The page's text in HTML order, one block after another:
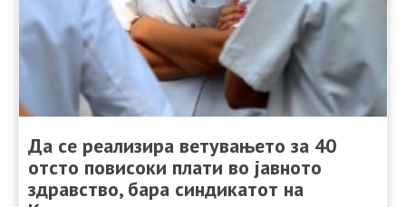
Да се реализира ветувањето за 40
отсто повисоки плати во јавното
здравство, бара синдикатот на